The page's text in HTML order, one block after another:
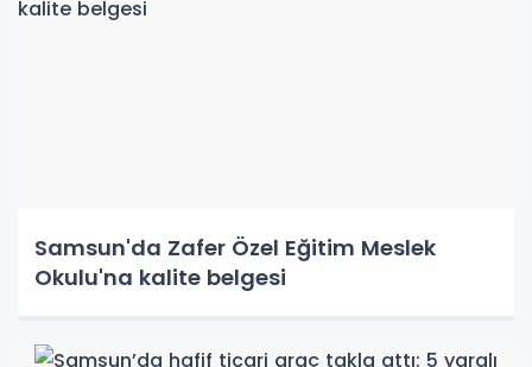
Samsun'da Zafer Özel Eğitim Meslek
Okulu'na kalite belgesi